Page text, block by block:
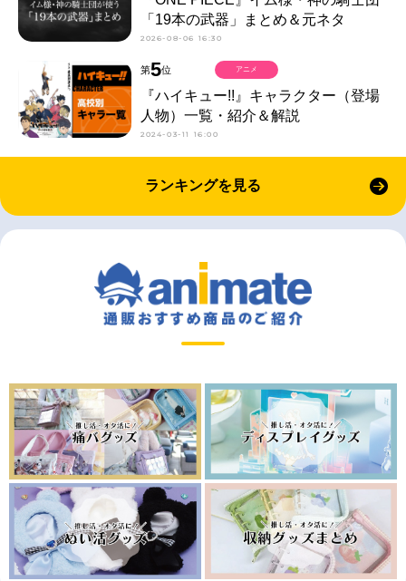
「19本の武器」まとめ＆元ネタ
2026-08-06 16:30
第5位
『ハイキュー!!』キャラクター（登場
人物）一覧・紹介＆解説
2024-03-11 16:00
アニメ
ランキングを見る